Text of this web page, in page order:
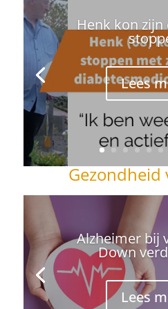
Henk kon zijn
Lees
Alzheimer bij
Down
Lees